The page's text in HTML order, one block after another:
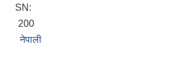
SN:
200
नेपाली